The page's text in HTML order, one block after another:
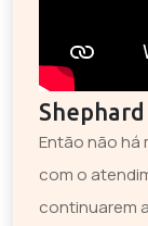
Então não há
com o
continuarem